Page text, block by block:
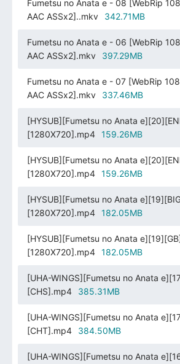
Fumetsu no Anata e - 08 [WebRip
AAC ASSx2]..mkv
342.71MB
Fumetsu no Anata e - 06 [WebRip
AAC ASSx2].mkv
397.29MB
Fumetsu no Anata e - 07 [WebRip
AAC ASSx2].mkv
337.46MB
[HYSUB][Fumetsu no Anata
[1280X720].mp4
159.26MB
[HYSUB][Fumetsu no Anata
[1280X720].mp4
159.26MB
[HYSUB][Fumetsu no Anata
[1280X720].mp4
182.05MB
[HYSUB][Fumetsu no Anata
[1280X720].mp4
182.05MB
[UHA-WINGS][Fumetsu no Anata
[CHS].mp4
385.31MB
[UHA-WINGS][Fumetsu no Anata
[CHT].mp4
384.50MB
[UHA-WINGS][Fumetsu no Anata